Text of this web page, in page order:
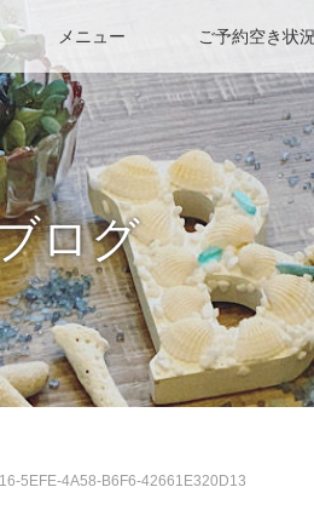
メニュー ご予約空き状況
ログ
5EFE-4A58-B6F6-42661E320D13